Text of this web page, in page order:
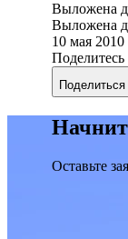
Выложена
Выложена
10 мая 2010
Поделитесь
Поделиться
Оставьте